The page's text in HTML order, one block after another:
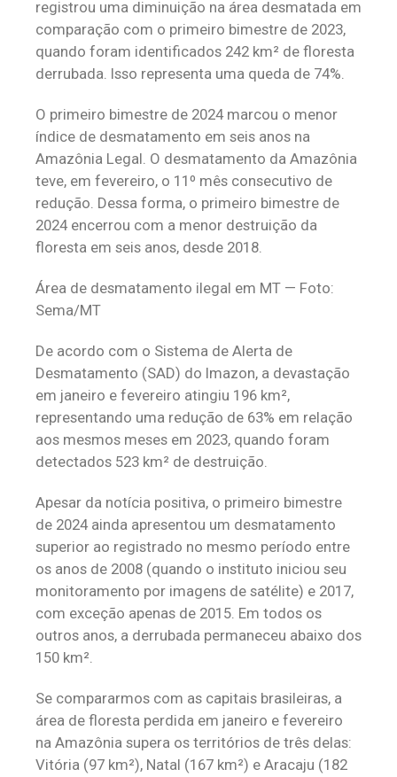
registrou uma diminuição na área desmatada em
comparação com o primeiro bimestre de 2023,
quando foram identificados 242 km² de floresta
derrubada. Isso representa uma queda de 74%.
O primeiro bimestre de 2024 marcou o menor
índice de desmatamento em seis anos na
Amazônia Legal. O desmatamento da Amazônia
teve, em fevereiro, o 11º mês consecutivo de
redução. Dessa forma, o primeiro bimestre de
2024 encerrou com a menor destruição da
floresta em seis anos, desde 2018.
Área de desmatamento ilegal em MT — Foto:
Sema/MT
De acordo com o Sistema de Alerta de
Desmatamento (SAD) do Imazon, a devastação
em janeiro e fevereiro atingiu 196 km²,
representando uma redução de 63% em relação
aos mesmos meses em 2023, quando foram
detectados 523 km² de destruição.
Apesar da notícia positiva, o primeiro bimestre
de 2024 ainda apresentou um desmatamento
superior ao registrado no mesmo período entre
os anos de 2008 (quando o instituto iniciou seu
monitoramento por imagens de satélite) e 2017,
com exceção apenas de 2015. Em todos os
outros anos, a derrubada permaneceu abaixo dos
150 km².
Se compararmos com as capitais brasileiras, a
área de floresta perdida em janeiro e fevereiro
na Amazônia supera os territórios de três delas:
Vitória (97 km²), Natal (167 km²) e Aracaju (182